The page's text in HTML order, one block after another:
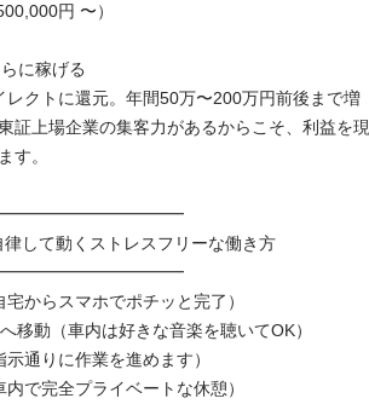
円 〜）
に稼げる
レクトに還元。年間50万〜200万円前後まで増
証上場企業の集客力があるからこそ、利益を現
す。
して動くストレスフリーな働き方
からスマホでポチッと完了）
移動（車内は好きな音楽を聴いてOK）
通りに作業を進めます）
で完全プライベートな休憩）